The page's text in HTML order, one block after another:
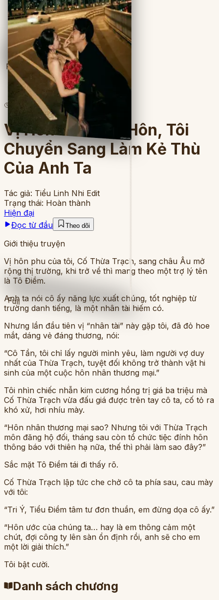
Full
Full
lượt đọc chương
Vị Hôn Phu Huỷ Hôn, Tôi
Chuyển Sang Làm Kẻ Thù
Của Anh Ta
Tác giả: Tiểu Linh Nhi Edit
Trạng thái: Hoàn thành
Hiện đại
Đọc từ đầu
Theo dõi
Giới thiệu truyện
Vị hôn phu của tôi, Cố Thừa Trạch, sang châu Âu mở
rộng thị trường, khi trở về thì mang theo một trợ lý tên
là Tô Điềm.
Anh ta nói cô ấy năng lực xuất chúng, tốt nghiệp từ
trường danh tiếng, là một nhân tài hiếm có.
Nhưng lần đầu tiên vị “nhân tài” này gặp tôi, đã đỏ hoe
mắt, dáng vẻ đáng thương, nói:
“Cô Tần, tôi chỉ lấy người mình yêu, làm người vợ duy
nhất của Thừa Trạch, tuyệt đối không trở thành vật hi
sinh của một cuộc hôn nhân thương mại.”
Tôi nhìn chiếc nhẫn kim cương hồng trị giá ba triệu mà
Cố Thừa Trạch vừa đấu giá được trên tay cô ta, cố tỏ ra
khó xử, hơi nhíu mày.
“Hôn nhân thương mại sao? Nhưng tôi với Thừa Trạch
môn đăng hộ đối, tháng sau còn tổ chức tiệc đính hôn
thông báo với thiên hạ nữa, thế thì phải làm sao đây?”
Sắc mặt Tô Điềm tái đi thấy rõ.
Cố Thừa Trạch lập tức che chở cô ta phía sau, cau mày
với tôi:
“Tri Ý, Tiểu Điềm tâm tư đơn thuần, em đừng dọa cô ấy.”
“Hôn ước của chúng ta… hay là em thông cảm một
chút, đợi công ty lên sàn ổn định rồi, anh sẽ cho em
một lời giải thích.”
Tôi bật cười.
Danh sách chương